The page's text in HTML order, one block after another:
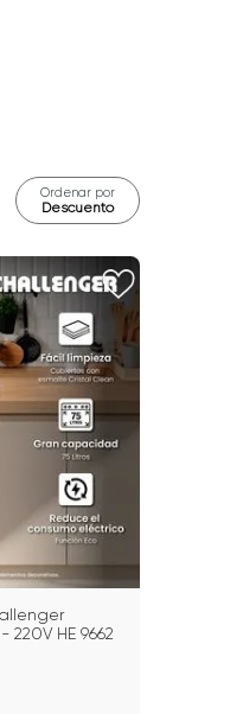
Ordenar por
Descuento
220V HE 9662